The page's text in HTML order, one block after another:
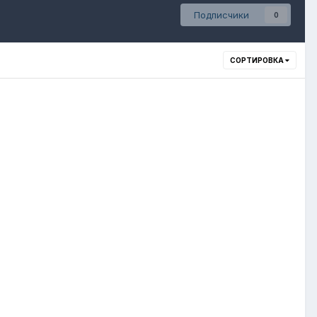
Подписчики 0
СОРТИРОВКА